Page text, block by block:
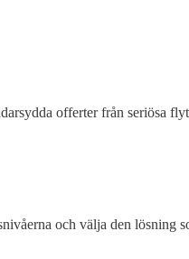
offerter från seriösa
och välja den lösning